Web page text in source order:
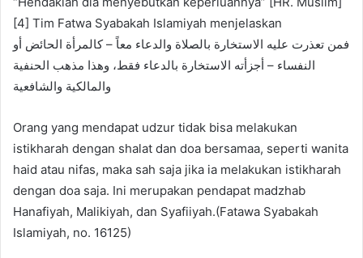
[4] Tim Fatwa Syabakah Islamiyah menjelaskan
ﻓﻤﻦ ﺗﻌﺬﺭﺕ ﻋﻠﻴﻪ ﺍﻻﺳﺘﺨﺎﺭﺓ ﺑﺎﻟﺼﻼﺓ ﻭﺍﻟﺪﻋﺎﺀ ﻣﻌﺎً – ﻛﺎﻟﻤﺮﺃﺓ ﺍﻟﺤﺎﺋﺾ ﺃﻭ
ﺍﻟﻨﻔﺴﺎﺀ – ﺃﺟﺰﺃﺗﻪ ﺍﻻﺳﺘﺨﺎﺭﺓ ﺑﺎﻟﺪﻋﺎﺀ ﻓﻘﻂ، ﻭﻫﺬﺍ ﻣﺬﻫﺐ ﺍﻟﺤﻨﻔﻴﺔ
ﻭﺍﻟﻤﺎﻟﻜﻴﺔ ﻭﺍﻟﺸﺎﻓﻌﻴﺔ
Orang yang mendapat udzur tidak bisa melakukan
istikharah dengan shalat dan doa bersamaa, seperti wanita
haid atau nifas, maka sah saja jika ia melakukan istikharah
dengan doa saja. Ini merupakan pendapat madzhab
Hanafiyah, Malikiyah, dan Syafiiyah.(Fatawa Syabakah
Islamiyah, no. 16125)